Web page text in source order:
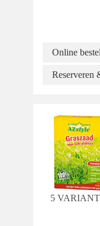
Online
Reserveren
5